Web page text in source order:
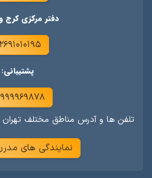
دفتر مرکزی کرج
پشتیبانی:
تلفن ها و آدرس مناطق مختلف
نمایندگی های